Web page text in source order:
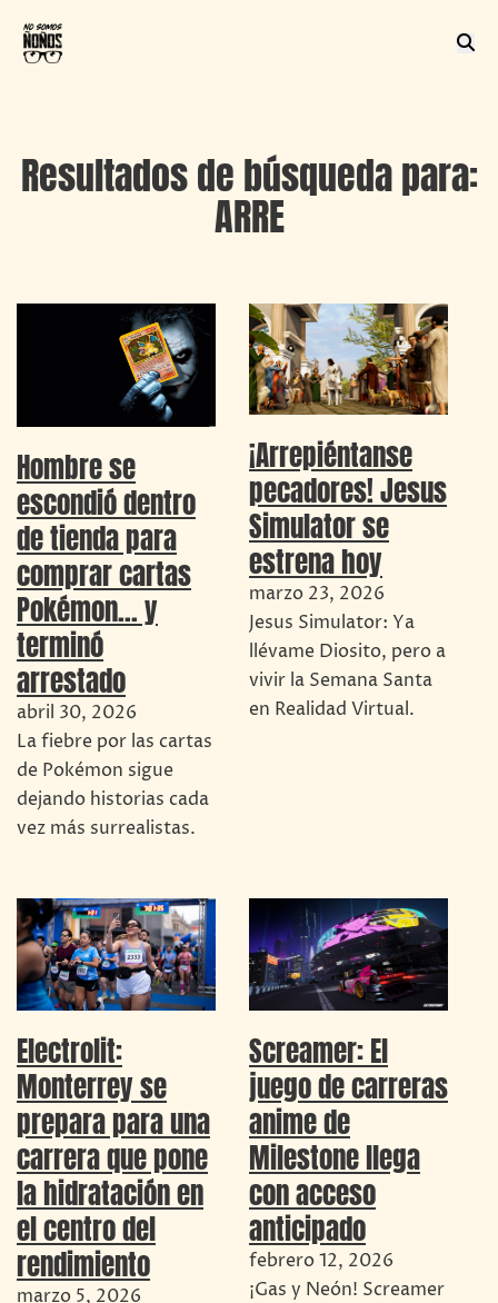
Resultados de búsqueda para:
ARRE
Hombre se
escondió dentro
de tienda para
comprar cartas
Pokémon… y
terminó
arrestado
abril 30, 2026
La fiebre por las cartas
de Pokémon sigue
dejando historias cada
vez más surrealistas.
¡Arrepiéntanse
pecadores! Jesus
Simulator se
estrena hoy
marzo 23, 2026
Jesus Simulator: Ya
llévame Diosito, pero a
vivir la Semana Santa
en Realidad Virtual.
Electrolit:
Monterrey se
prepara para una
carrera que pone
la hidratación en
el centro del
rendimiento
marzo 5, 2026
Screamer: El
juego de carreras
anime de
Milestone llega
con acceso
anticipado
febrero 12, 2026
¡Gas y Neón! Screamer